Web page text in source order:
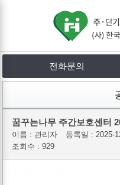
전화문의
꿈꾸는나무 주간보호센터
이름 : 관리자 등록일 : 2025-
조회수 : 929